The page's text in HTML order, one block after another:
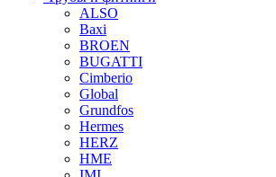
ALSO
Baxi
BROEN
BUGATTI
Cimberio
Global
Grundfos
Hermes
HERZ
HME